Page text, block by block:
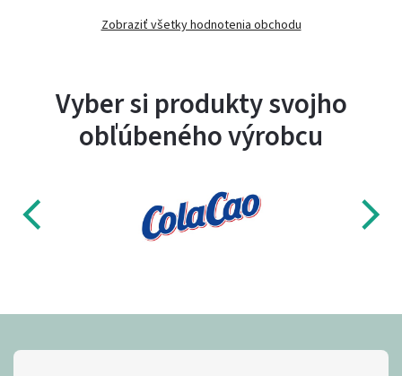
Zobraziť všetky hodnotenia obchodu
Vyber si produkty svojho
obľúbeného výrobcu